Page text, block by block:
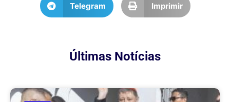
Telegram Imprimir
Últimas Notícias